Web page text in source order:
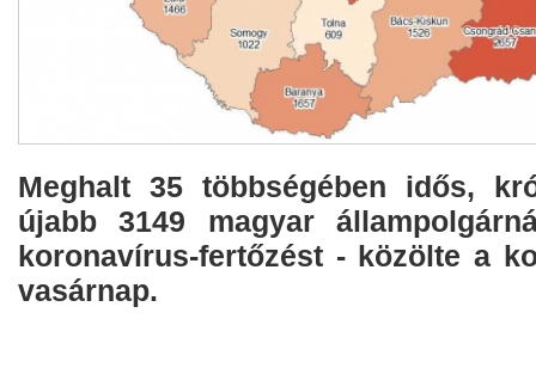
Meghalt 35 többségében idős,
újabb 3149 magyar
koronavírus-fertőzést - közölte a
vasárnap.